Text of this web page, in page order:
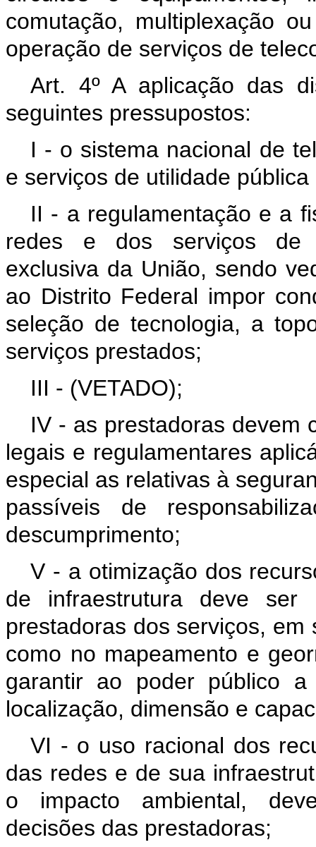
comutação, multiplexação
operação de serviços de
Art. 4º A aplicação das
seguintes pressupostos:
I - o sistema nacional de
e serviços de utilidade
II - a regulamentação e a
redes e dos serviços de
exclusiva da União, sendo
ao Distrito Federal impor
seleção de tecnologia, a
serviços prestados;
III - (VETADO);
IV - as prestadoras devem
legais e regulamentares
especial as relativas à
passíveis de
descumprimento;
V - a otimização dos
de infraestrutura deve ser
prestadoras dos serviços,
como no mapeamento e
garantir ao poder público
localização, dimensão e
VI - o uso racional dos
das redes e de sua
o impacto ambiental,
decisões das prestadoras;